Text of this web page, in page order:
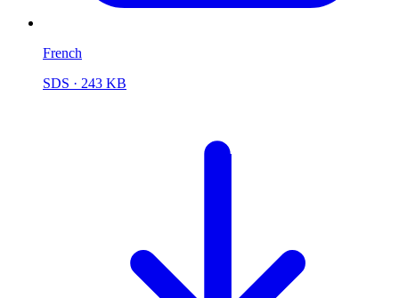
French
SDS · 243 KB